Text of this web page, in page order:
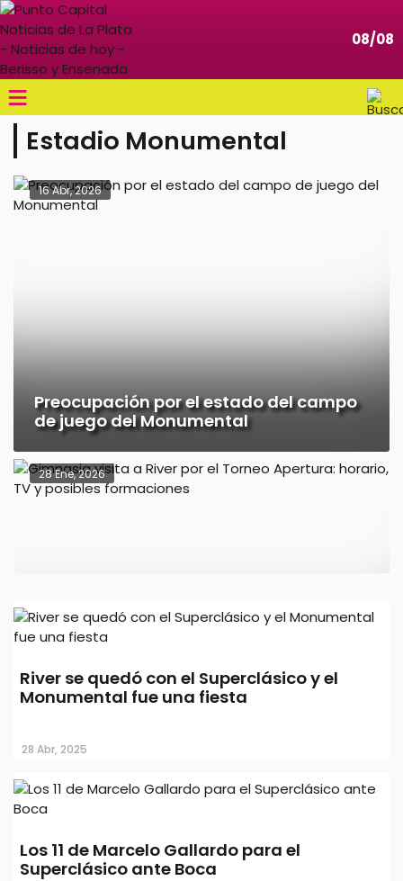
08/08
≡
Estadio Monumental
16 Abr, 2026
Preocupación por el estado del campo
de juego del Monumental
28 Ene, 2026
Gimnasia visita a River por el Torneo
Apertura: horario, TV y posibles
formaciones
31 Oct, 2025
River se quedó con el Superclásico y el
Monumental fue una fiesta
28 Abr, 2025
Los 11 de Marcelo Gallardo para el
Superclásico ante Boca